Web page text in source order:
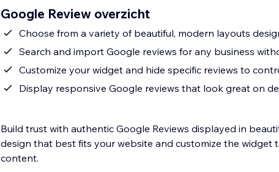
Google Review overzicht
Choose from a variety of beautiful, modern layouts
Search and import Google reviews for any business
Customize your widget and hide specific reviews to
Display responsive Google reviews that look great on
Build trust with authentic Google Reviews displayed in
design that best fits your website and customize the widget
content.